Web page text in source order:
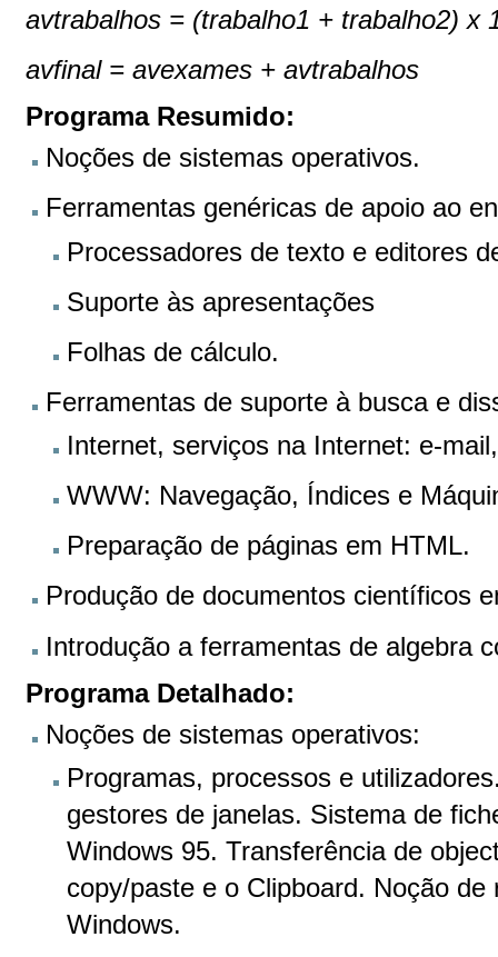
avtrabalhos = (trabalho1 + trabalho2) x
avfinal = avexames + avtrabalhos
Programa Resumido:
Noções de sistemas operativos.
Ferramentas genéricas de apoio ao
Processadores de texto e editores
Suporte às apresentações
Folhas de cálculo.
Ferramentas de suporte à busca e
Internet, serviços na Internet: e-
WWW: Navegação, Índices e
Preparação de páginas em HTML.
Produção de documentos científicos
Introdução a ferramentas de algebra
Programa Detalhado:
Noções de sistemas operativos:
Programas, processos e
gestores de janelas. Sistema de
Windows 95. Transferência de
copy/paste e o Clipboard. Noção
Windows.